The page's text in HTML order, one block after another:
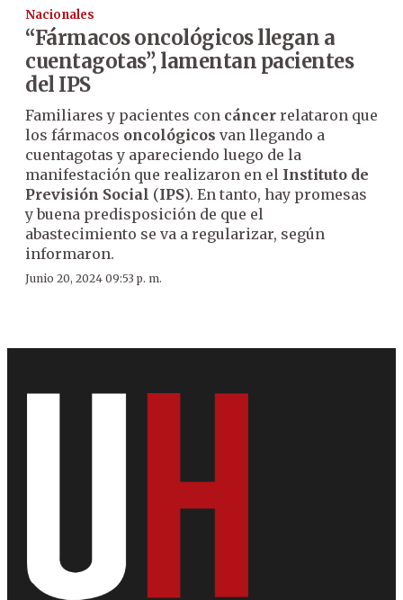
Nacionales
“Fármacos oncológicos llegan a
cuentagotas”, lamentan pacientes
del IPS
Familiares y pacientes con cáncer relataron que
los fármacos oncológicos van llegando a
cuentagotas y apareciendo luego de la
manifestación que realizaron en el Instituto de
Previsión Social (IPS). En tanto, hay promesas
y buena predisposición de que el
abastecimiento se va a regularizar, según
informaron.
Junio 20, 2024 09:53 p. m.